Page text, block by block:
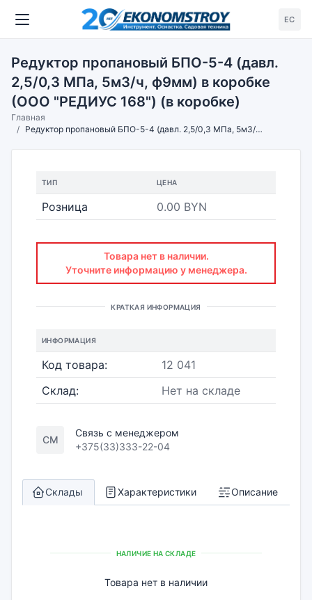
ЕС
Редуктор пропановый БПО-5-4 (давл.
2,5/0,3 МПа, 5м3/ч, ф9мм) в коробке
(ООО "РЕДИУС 168") (в коробке)
Главная
Редуктор пропановый БПО-5-4 (давл. 2,5/0,3 МПа, 5м3/ч, ф9мм) в коробке (ООО "РЕДИУС 168") (в коробке)
ТИП ЦЕНА
Розница 0.00 BYN
Товара нет в наличии.
Уточните информацию у менеджера.
КРАТКАЯ ИНФОРМАЦИЯ
ИНФОРМАЦИЯ
Код товара:
12 041
Склад:
Нет на складе
СМ
Связь с менеджером
+375(33)333-22-04
Склады Характеристики Описание
НАЛИЧИЕ НА СКЛАДЕ
Товара нет в наличии